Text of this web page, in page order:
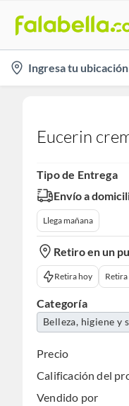
location-
icon
Ingresa tu ubicación
Eucerin
Tipo de Entrega
Envío a
Llega mañana
Retiro en un
Retira hoy
Categoría
Belleza, higiene y
Precio
Calificación del
Vendido por